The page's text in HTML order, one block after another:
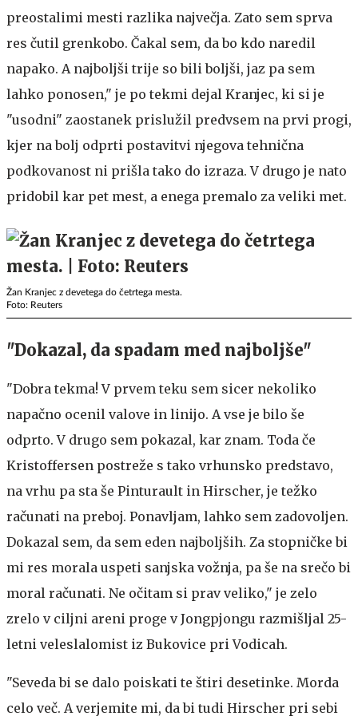
preostalimi mesti razlika največja. Zato sem sprva
res čutil grenkobo. Čakal sem, da bo kdo naredil
napako. A najboljši trije so bili boljši, jaz pa sem
lahko ponosen," je po tekmi dejal Kranjec, ki si je
"usodni" zaostanek prislužil predvsem na prvi progi,
kjer na bolj odprti postavitvi njegova tehnična
podkovanost ni prišla tako do izraza. V drugo je nato
pridobil kar pet mest, a enega premalo za veliki met.
Žan Kranjec z devetega do četrtega mesta.
Foto: Reuters
"Dokazal, da spadam med najboljše"
"Dobra tekma! V prvem teku sem sicer nekoliko
napačno ocenil valove in linijo. A vse je bilo še
odprto. V drugo sem pokazal, kar znam. Toda če
Kristoffersen postreže s tako vrhunsko predstavo,
na vrhu pa sta še Pinturault in Hirscher, je težko
računati na preboj. Ponavljam, lahko sem zadovoljen.
Dokazal sem, da sem eden najboljših. Za stopničke bi
mi res morala uspeti sanjska vožnja, pa še na srečo bi
moral računati. Ne očitam si prav veliko," je zelo
zrelo v ciljni areni proge v Jongpjongu razmišljal 25-
letni veleslalomist iz Bukovice pri Vodicah.
"Seveda bi se dalo poiskati te štiri desetinke. Morda
celo več. A verjemite mi, da bi tudi Hirscher pri sebi